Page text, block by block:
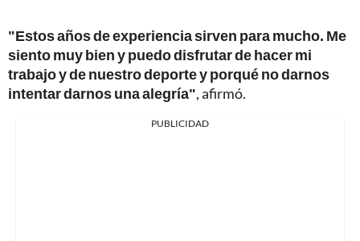
"Estos años de experiencia sirven para mucho. Me
siento muy bien y puedo disfrutar de hacer mi
trabajo y de nuestro deporte y porqué no darnos
intentar darnos una alegría", afirmó.
PUBLICIDAD